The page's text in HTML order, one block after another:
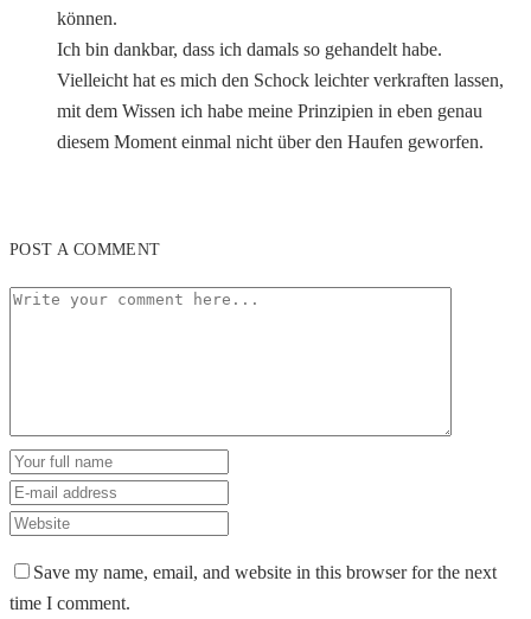
können.
Ich bin dankbar, dass ich damals so gehandelt habe.
Vielleicht hat es mich den Schock leichter verkraften lassen,
mit dem Wissen ich habe meine Prinzipien in eben genau
diesem Moment einmal nicht über den Haufen geworfen.
POST A COMMENT
Save my name, email, and website in this browser for the next
time I comment.